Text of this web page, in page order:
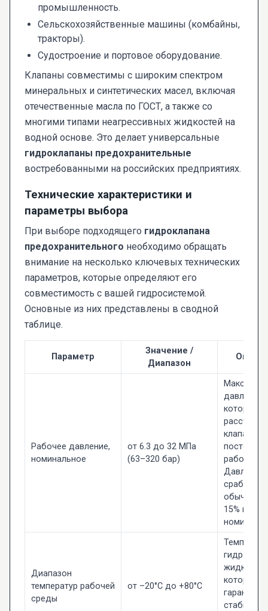
промышленность.
Сельскохозяйственные машины (комбайны,
тракторы).
Судостроение и портовое оборудование.
Клапаны совместимы с широким спектром
минеральных и синтетических масел, включая
отечественные масла по ГОСТ, а также со
многими типами неагрессивных жидкостей на
водной основе. Это делает универсальные
гидроклапаны предохранительные
востребованными на российских предприятиях.
Технические характеристики и
параметры выбора
При выборе подходящего гидроклапана
предохранительного необходимо обращать
внимание на несколько ключевых технических
параметров, которые определяют его
совместимость с вашей гидросистемой.
Основные из них представлены в сводной
таблице.
Параметр
Значение /
Диапазон
Рабочее давление,
номинальное
от 6.3 до 32 МПа
(63–320 бар)
давление,
которое
рассчитан
клапан
работы.
Давление
обычно
15% выше
Диапазон
температур рабочей
среды
от –20°C до +80°C
жидкости,
которой